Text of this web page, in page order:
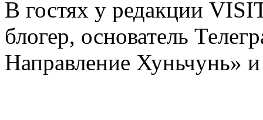
В гостях у редакции
блогер, основатель
Направление Хуньчунь»